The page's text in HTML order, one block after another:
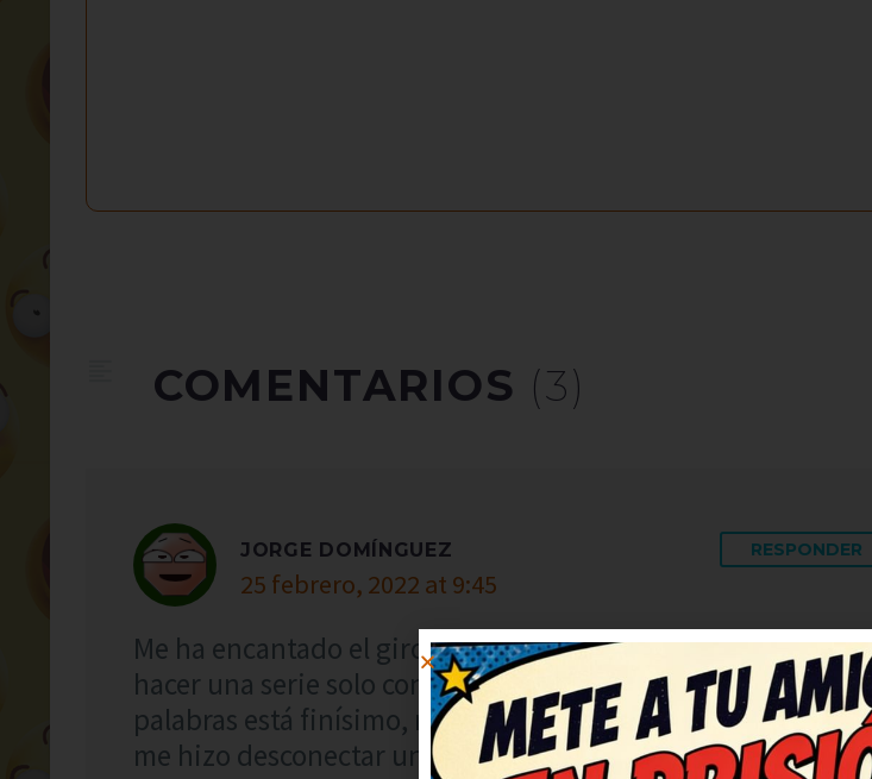
COMENTARIOS (3)
JORGE DOMÍNGUEZ
25 febrero, 2022 at 9:45
RESPONDER
Me ha encantado el giro final, súper ingenioso. Deberían
hacer una serie solo con chistes como este. El juego de
palabras está finísimo, me ha sorprendido. Entretenidísimo,
me hizo desconectar un rato.